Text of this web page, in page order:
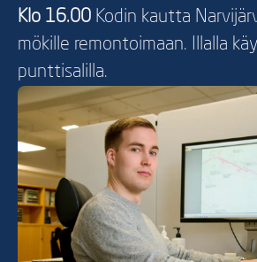
Klo 16.00 Kodin kautta
mökille remontoimaan. Illalla
punttisalilla.